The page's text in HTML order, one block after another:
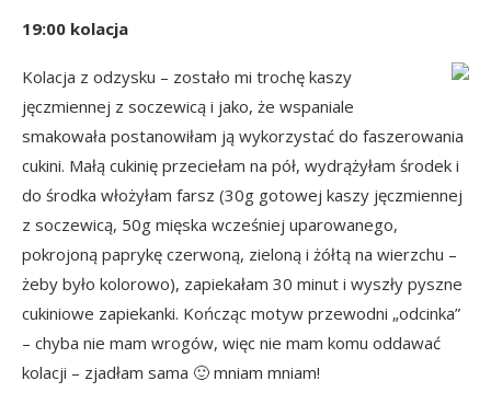
19:00 kolacja
Kolacja z odzysku – zostało mi trochę kaszy
jęczmiennej z soczewicą i jako, że wspaniale
smakowała postanowiłam ją wykorzystać do faszerowania
cukini. Małą cukinię przeciełam na pół, wydrążyłam środek i
do środka włożyłam farsz (30g gotowej kaszy jęczmiennej
z soczewicą, 50g mięska wcześniej uparowanego,
pokrojoną paprykę czerwoną, zieloną i żółtą na wierzchu –
żeby było kolorowo), zapiekałam 30 minut i wyszły pyszne
cukiniowe zapiekanki. Kończąc motyw przewodni „odcinka”
– chyba nie mam wrogów, więc nie mam komu oddawać
kolacji – zjadłam sama 🙂 mniam mniam!